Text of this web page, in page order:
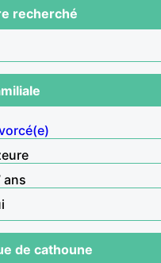
recherché
ans
de cathoune